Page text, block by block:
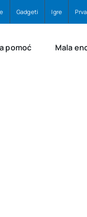
Gadgeti Igre
pomoć Mala